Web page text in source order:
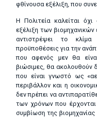
φθίνουσα εξέλιξη, που
Η Πολιτεία καλείται
εξέλιξη των
αντιστρέψει το
προϋποθέσεις για την
που αφενός μεν θα
βιώσιμες, θα ακολουθούν
που είναι γνωστό ως
περιβάλλον και η
δεν πρέπει να
των χρόνων που έρχονται
συμβίωση της βιομηχανίας